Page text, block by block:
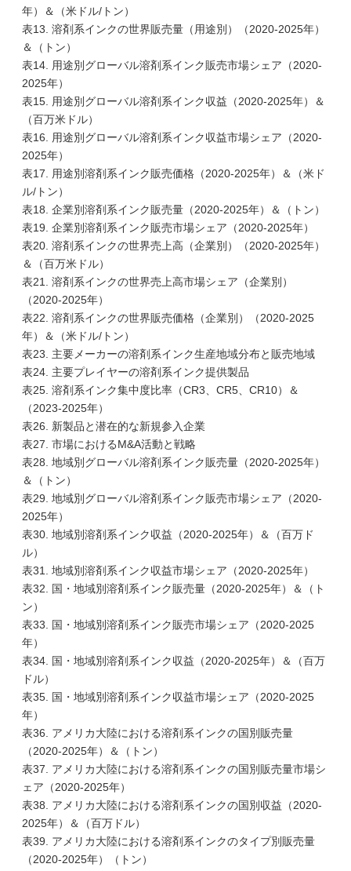
年）＆（米ドル/トン）
表13. 溶剤系インクの世界販売量（用途別）（2020-2025年）
＆（トン）
表14. 用途別グローバル溶剤系インク販売市場シェア（2020-
2025年）
表15. 用途別グローバル溶剤系インク収益（2020-2025年）＆
（百万米ドル）
表16. 用途別グローバル溶剤系インク収益市場シェア（2020-
2025年）
表17. 用途別溶剤系インク販売価格（2020-2025年）＆（米ド
ル/トン）
表18. 企業別溶剤系インク販売量（2020-2025年）＆（トン）
表19. 企業別溶剤系インク販売市場シェア（2020-2025年）
表20. 溶剤系インクの世界売上高（企業別）（2020-2025年）
＆（百万米ドル）
表21. 溶剤系インクの世界売上高市場シェア（企業別）
（2020-2025年）
表22. 溶剤系インクの世界販売価格（企業別）（2020-2025
年）＆（米ドル/トン）
表23. 主要メーカーの溶剤系インク生産地域分布と販売地域
表24. 主要プレイヤーの溶剤系インク提供製品
表25. 溶剤系インク集中度比率（CR3、CR5、CR10）＆
（2023-2025年）
表26. 新製品と潜在的な新規参入企業
表27. 市場におけるM&A活動と戦略
表28. 地域別グローバル溶剤系インク販売量（2020-2025年）
＆（トン）
表29. 地域別グローバル溶剤系インク販売市場シェア（2020-
2025年）
表30. 地域別溶剤系インク収益（2020-2025年）＆（百万ド
ル）
表31. 地域別溶剤系インク収益市場シェア（2020-2025年）
表32. 国・地域別溶剤系インク販売量（2020-2025年）＆（ト
ン）
表33. 国・地域別溶剤系インク販売市場シェア（2020-2025
年）
表34. 国・地域別溶剤系インク収益（2020-2025年）＆（百万
ドル）
表35. 国・地域別溶剤系インク収益市場シェア（2020-2025
年）
表36. アメリカ大陸における溶剤系インクの国別販売量
（2020-2025年）＆（トン）
表37. アメリカ大陸における溶剤系インクの国別販売量市場シ
ェア（2020-2025年）
表38. アメリカ大陸における溶剤系インクの国別収益（2020-
2025年）＆（百万ドル）
表39. アメリカ大陸における溶剤系インクのタイプ別販売量
（2020-2025年）（トン）